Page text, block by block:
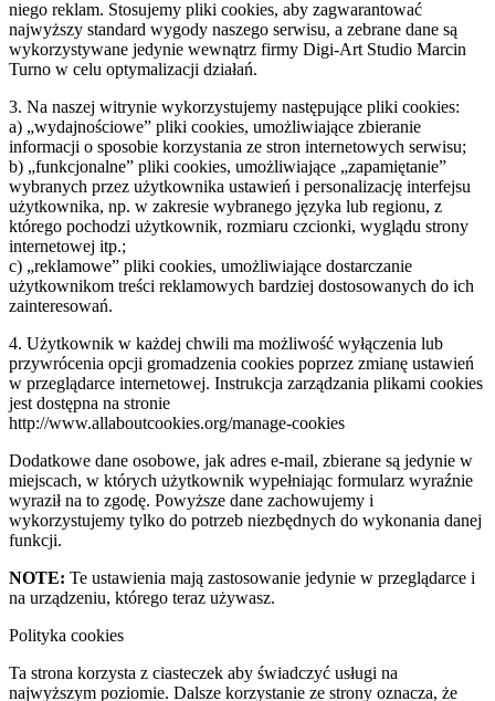
niego reklam. Stosujemy pliki cookies, aby zagwarantować
najwyższy standard wygody naszego serwisu, a zebrane dane są
wykorzystywane jedynie wewnątrz firmy Digi-Art Studio Marcin
Turno w celu optymalizacji działań.
3. Na naszej witrynie wykorzystujemy następujące pliki cookies:
a) „wydajnościowe” pliki cookies, umożliwiające zbieranie
informacji o sposobie korzystania ze stron internetowych serwisu;
b) „funkcjonalne” pliki cookies, umożliwiające „zapamiętanie”
wybranych przez użytkownika ustawień i personalizację interfejsu
użytkownika, np. w zakresie wybranego języka lub regionu, z
którego pochodzi użytkownik, rozmiaru czcionki, wyglądu strony
internetowej itp.;
c) „reklamowe” pliki cookies, umożliwiające dostarczanie
użytkownikom treści reklamowych bardziej dostosowanych do ich
zainteresowań.
4. Użytkownik w każdej chwili ma możliwość wyłączenia lub
przywrócenia opcji gromadzenia cookies poprzez zmianę ustawień
w przeglądarce internetowej. Instrukcja zarządzania plikami cookies
jest dostępna na stronie
http://www.allaboutcookies.org/manage-cookies
Dodatkowe dane osobowe, jak adres e-mail, zbierane są jedynie w
miejscach, w których użytkownik wypełniając formularz wyraźnie
wyraził na to zgodę. Powyższe dane zachowujemy i
wykorzystujemy tylko do potrzeb niezbędnych do wykonania danej
funkcji.
NOTE: Te ustawienia mają zastosowanie jedynie w przeglądarce i
na urządzeniu, którego teraz używasz.
Polityka cookies
Ta strona korzysta z ciasteczek aby świadczyć usługi na
najwyższym poziomie. Dalsze korzystanie ze strony oznacza, że